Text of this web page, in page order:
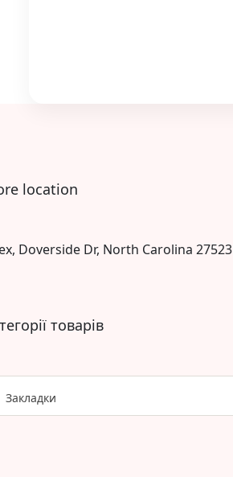
location
Doverside Dr, North Carolina 27523
товарів
Закладки